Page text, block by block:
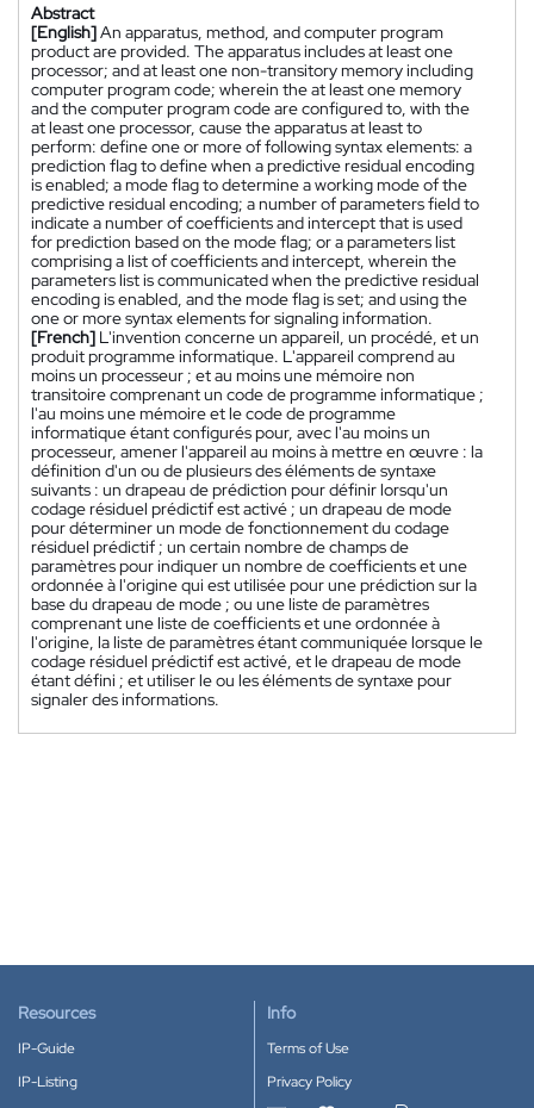
Abstract
[English]An apparatus, method, and computer program
product are provided. The apparatus includes at least one
processor; and at least one non-transitory memory including
computer program code; wherein the at least one memory
and the computer program code are configured to, with the
at least one processor, cause the apparatus at least to
perform: define one or more of following syntax elements: a
prediction flag to define when a predictive residual encoding
is enabled; a mode flag to determine a working mode of the
predictive residual encoding; a number of parameters field to
indicate a number of coefficients and intercept that is used
for prediction based on the mode flag; or a parameters list
comprising a list of coefficients and intercept, wherein the
parameters list is communicated when the predictive residual
encoding is enabled, and the mode flag is set; and using the
one or more syntax elements for signaling information.
[French] L'invention concerne un appareil, un procédé, et un
produit programme informatique. L'appareil comprend au
moins un processeur ; et au moins une mémoire non
transitoire comprenant un code de programme informatique ;
l'au moins une mémoire et le code de programme
informatique étant configurés pour, avec l'au moins un
processeur, amener l'appareil au moins à mettre en œuvre : la
définition d'un ou de plusieurs des éléments de syntaxe
suivants : un drapeau de prédiction pour définir lorsqu'un
codage résiduel prédictif est activé ; un drapeau de mode
pour déterminer un mode de fonctionnement du codage
résiduel prédictif ; un certain nombre de champs de
paramètres pour indiquer un nombre de coefficients et une
ordonnée à l'origine qui est utilisée pour une prédiction sur la
base du drapeau de mode ; ou une liste de paramètres
comprenant une liste de coefficients et une ordonnée à
l'origine, la liste de paramètres étant communiquée lorsque le
codage résiduel prédictif est activé, et le drapeau de mode
étant défini ; et utiliser le ou les éléments de syntaxe pour
signaler des informations.
Resources
IP-Guide
IP-Listing
Info
Terms of Use
Privacy Policy